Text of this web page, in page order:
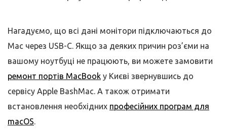
Нагадуємо, що всі дані монітори підключаються до
Mac через USB-C. Якщо за деяких причин роз’єми на
вашому ноутбуці не працюють, ви можете замовити
ремонт портів MacBook у Києві звернувшись до
сервісу Apple BashMac. А також отримати
встановлення необхідних професійних програм для
macOS.